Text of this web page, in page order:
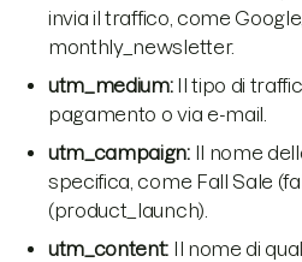
invia il traffico, come
monthly_newsletter.
utm_medium:Il tipo di
pagamento o via e-mail.
utm_campaign:Il nome
specifica, come Fall Sale
(product_launch).
utm_content: Il nome di